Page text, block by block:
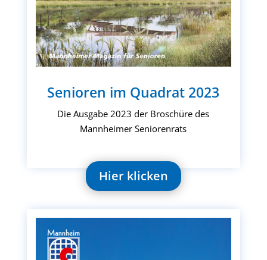
Senioren im Quadrat 2023
Die Ausgabe 2023 der Broschüre des
Mannheimer Seniorenrats
Hier klicken